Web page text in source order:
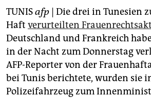
fragen & hilfe
unterstützen
abo
genossenschaft
epaper login
TUNISafp | Die drei in Tunesien
Haft verurteilten
Deutschland und Frankreich
in der Nacht zum Donnerstag
AFP-Reporter von der
bei Tunis berichtete, wurden sie
Polizeifahrzeug zum